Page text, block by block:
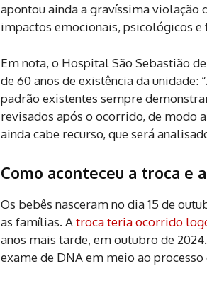
apontou ainda a gravíssima violação
impactos emocionais, psicológicos
Em nota, o Hospital São Sebastião
de 60 anos de existência da
padrão existentes sempre
revisados após o ocorrido, de modo
ainda cabe recurso, que será
Como aconteceu a troca e
Os bebês nasceram no dia 15 de
as famílias. Atroca teria ocorrido
anos mais tarde, em outubro de
exame de DNA em meio ao processo